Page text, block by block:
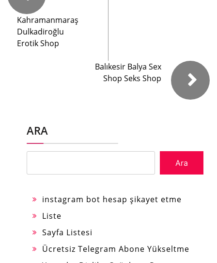
Kahramanmaraş
Dulkadiroğlu
Erotik Shop
Balıkesir Balya Sex
Shop Seks Shop
ARA
Ara
instagram bot hesap şikayet etme
Liste
Sayfa Listesi
Ücretsiz Telegram Abone Yükseltme